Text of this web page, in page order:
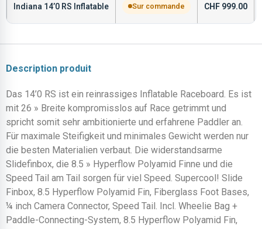
Indiana 14’0 RS Inflatable Sur commande CHF 999.00
Description produit
Das 14’0 RS ist ein reinrassiges Inflatable Raceboard. Es ist
mit 26 » Breite kompromisslos auf Race getrimmt und
spricht somit sehr ambitionierte und erfahrene Paddler an.
Für maximale Steifigkeit und minimales Gewicht werden nur
die besten Materialien verbaut. Die widerstandsarme
Slidefinbox, die 8.5 » Hyperflow Polyamid Finne und die
Speed Tail am Tail sorgen für viel Speed. Supercool! Slide
Finbox, 8.5 Hyperflow Polyamid Fin, Fiberglass Foot Bases,
¼ inch Camera Connector, Speed Tail. Incl. Wheelie Bag +
Paddle-Connecting-System, 8.5 Hyperflow Polyamid Fin,